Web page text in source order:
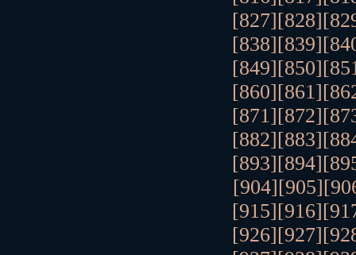
[827][828]
[838][839]
[849][850]
[860][861]
[871][872]
[882][883]
[893][894]
[904][905]
[915][916]
[926][927]